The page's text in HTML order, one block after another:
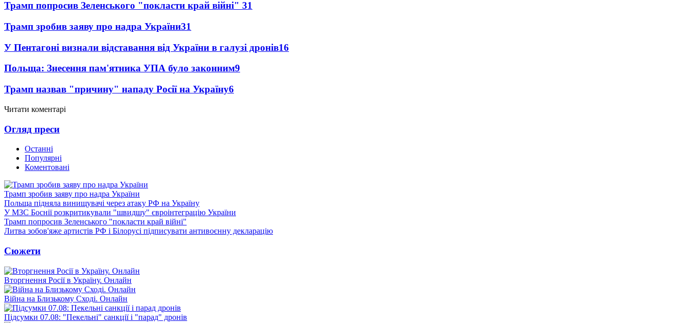
Трамп попросив Зеленського "покласти край війні" 31
Трамп зробив заяву про надра України31
У Пентагоні визнали відставання від України в галузі дронів16
Польща: Знесення пам'ятника УПА було законним9
Трамп назвав "причину" нападу Росії на Україну6
Читати коментарі
Огляд преси
Останні
Популярні
Коментовані
Трамп зробив заяву про надра України
Польща підняла винищувачі через атаку РФ на Україну
У МЗС Боснії розкритикували "швидшу" євроінтеграцію України
Трамп попросив Зеленського "покласти край війні"
Литва зобов'яже артистів РФ і Білорусі підписувати антивоєнну декларацію
Сюжети
Вторгнення Росії в Україну. Онлайн
Війна на Близькому Сході. Онлайн
Підсумки 07.08: "Пекельні" санкції і "парад" дронів